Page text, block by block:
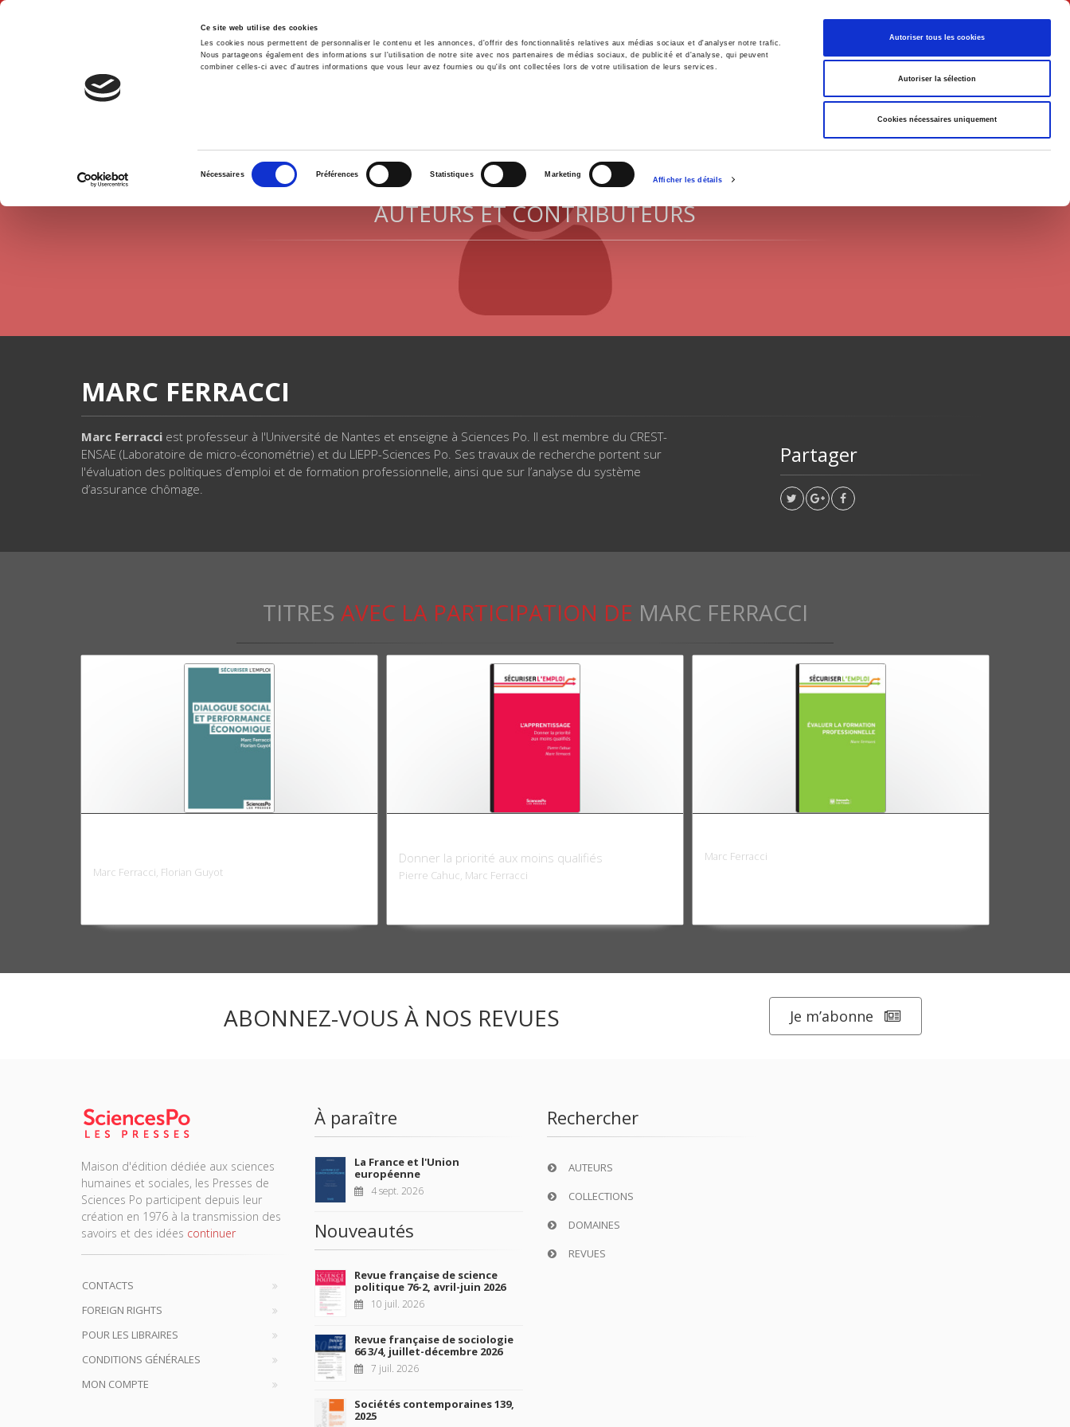
Ce site web utilise des cookies
Les cookies nous permettent de personnaliser le contenu et les annonces, d'offrir des fonctionnalités relatives aux médias sociaux et d'analyser notre trafic.
Nous partageons également des informations sur l'utilisation de notre site avec nos partenaires de médias sociaux, de publicité et d'analyse, qui peuvent
combiner celles-ci avec d'autres informations que vous leur avez fournies ou qu'ils ont collectées lors de votre utilisation de leurs services.
consentement
Nécessaires Préférences Statistiques Marketing
Afficher les détails
Autoriser tous les cookies
Autoriser la sélection
Cookies nécessaires uniquement
Français
Accueil Environnement Histoire International
AUTEURS ET CONTRIBUTEURS
MARC FERRACCI
Marc Ferracci est professeur à l'Université de Nantes et enseigne à Sciences Po. Il est membre du CREST-
ENSAE (Laboratoire de micro-économétrie) et du LIEPP-Sciences Po. Ses travaux de recherche portent sur
l'évaluation des politiques d’emploi et de formation professionnelle, ainsi que sur l’analyse du système
d’assurance chômage.
Partager
TITRES AVEC LA PARTICIPATION DE MARC FERRACCI
Marc Ferracci, Florian Guyot
Donner la priorité aux moins qualifiés
Pierre Cahuc, Marc Ferracci
Marc Ferracci
ABONNEZ-VOUS À NOS REVUES Je m’abonne
Maison d'édition dédiée aux sciences
humaines et sociales, les Presses de
Sciences Po participent depuis leur
création en 1976 à la transmission des
savoirs et des idées continuer
CONTACTS
FOREIGN RIGHTS
POUR LES LIBRAIRES
CONDITIONS GÉNÉRALES
MON COMPTE
À paraître
La France et l'Union
européenne
4 sept. 2026
Nouveautés
Revue française de science
politique 76-2, avril-juin 2026
10 juil. 2026
Revue française de sociologie
66 3/4, juillet-décembre 2026
7 juil. 2026
Sociétés contemporaines 139,
2025
Rechercher
AUTEURS
COLLECTIONS
DOMAINES
REVUES